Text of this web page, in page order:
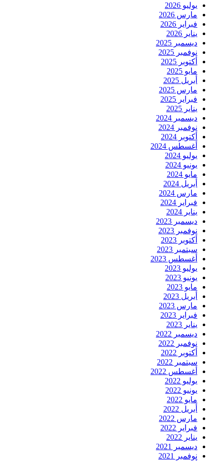
يوليو 2026
مارس 2026
فبراير 2026
يناير 2026
ديسمبر 2025
نوفمبر 2025
أكتوبر 2025
مايو 2025
أبريل 2025
مارس 2025
فبراير 2025
يناير 2025
ديسمبر 2024
نوفمبر 2024
أكتوبر 2024
أغسطس 2024
يوليو 2024
يونيو 2024
مايو 2024
أبريل 2024
مارس 2024
فبراير 2024
يناير 2024
ديسمبر 2023
نوفمبر 2023
أكتوبر 2023
سبتمبر 2023
أغسطس 2023
يوليو 2023
يونيو 2023
مايو 2023
أبريل 2023
مارس 2023
فبراير 2023
يناير 2023
ديسمبر 2022
نوفمبر 2022
أكتوبر 2022
سبتمبر 2022
أغسطس 2022
يوليو 2022
يونيو 2022
مايو 2022
أبريل 2022
مارس 2022
فبراير 2022
يناير 2022
ديسمبر 2021
نوفمبر 2021